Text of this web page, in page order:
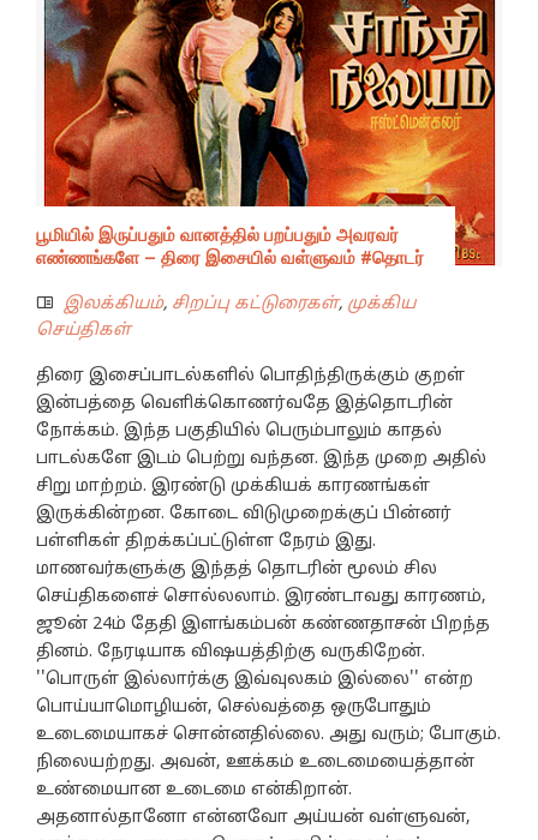
பூமியில் இருப்பதும் வானத்தில் பறப்பதும் அவரவர்
எண்ணங்களே – திரை இசையில் வள்ளுவம் #தொடர்
இலக்கியம், சிறப்பு கட்டுரைகள், முக்கிய
செய்திகள்
திரை இசைப்பாடல்களில் பொதிந்திருக்கும் குறள்
இன்பத்தை வெளிக்கொணர்வதே இத்தொடரின்
நோக்கம். இந்த பகுதியில் பெரும்பாலும் காதல்
பாடல்களே இடம் பெற்று வந்தன. இந்த முறை அதில்
சிறு மாற்றம். இரண்டு முக்கியக் காரணங்கள்
இருக்கின்றன. கோடை விடுமுறைக்குப் பின்னர்
பள்ளிகள் திறக்கப்பட்டுள்ள நேரம் இது.
மாணவர்களுக்கு இந்தத் தொடரின் மூலம் சில
செய்திகளைச் சொல்லலாம். இரண்டாவது காரணம்,
ஜூன் 24ம் தேதி இளங்கம்பன் கண்ணதாசன் பிறந்த
தினம். நேரடியாக விஷயத்திற்கு வருகிறேன்.
''பொருள் இல்லார்க்கு இவ்வுலகம் இல்லை'' என்ற
பொய்யாமொழியன், செல்வத்தை ஒருபோதும்
உடைமையாகச் சொன்னதில்லை. அது வரும்; போகும்.
நிலையற்றது. அவன், ஊக்கம் உடைமையைத்தான்
உண்மையான உடைமை என்கிறான்.
அதனால்தானோ என்னவோ அய்யன் வள்ளுவன்,